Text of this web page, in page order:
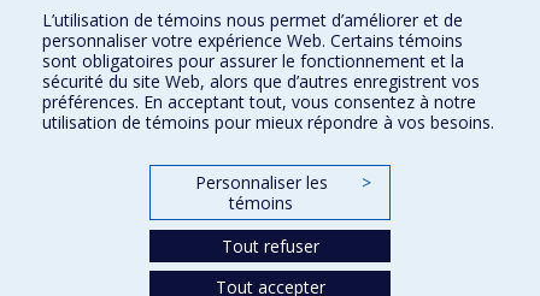
Nous trouver
Plan du site
Accessibilité
L’utilisation de témoins nous permet d’améliorer et de
personnaliser votre expérience Web. Certains témoins
sont obligatoires pour assurer le fonctionnement et la
sécurité du site Web, alors que d’autres enregistrent vos
préférences. En acceptant tout, vous consentez à notre
utilisation de témoins pour mieux répondre à vos besoins.
Personnaliser les
témoins
>
Tout refuser
Tout accepter